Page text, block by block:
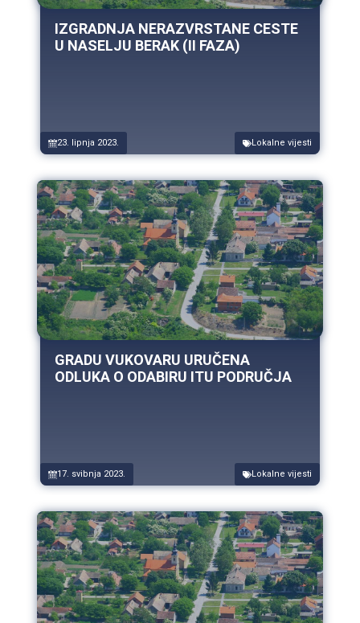
IZGRADNJA NERAZVRSTANE CESTE
U NASELJU BERAK (II FAZA)
23. lipnja 2023. Lokalne vijesti
GRADU VUKOVARU URUČENA
ODLUKA O ODABIRU ITU PODRUČJA
17. svibnja 2023. Lokalne vijesti